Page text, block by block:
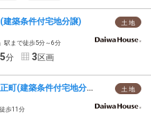
土 地
築条件付宅地分譲)
駅まで徒歩5分～6分
5分 3 区画
土 地
セキュレア多治見市大正町(建築条件付宅地分譲)
歩11分